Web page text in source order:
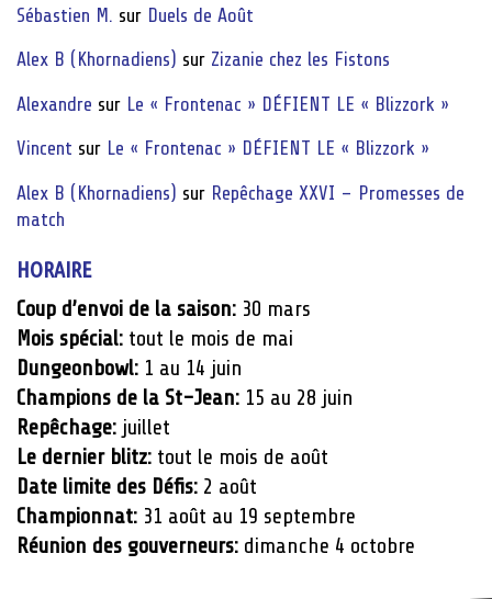
Sébastien M. sur Duels de Août
Alex B (Khornadiens) sur Zizanie chez les Fistons
Alexandre sur Le « Frontenac » DÉFIENT LE « Blizzork »
Vincent sur Le « Frontenac » DÉFIENT LE « Blizzork »
Alex B (Khornadiens) sur Repêchage XXVI – Promesses de
match
HORAIRE
Coup d’envoi de la saison: 30 mars
Mois spécial: tout le mois de mai
Dungeonbowl: 1 au 14 juin
Champions de la St-Jean: 15 au 28 juin
Repêchage: juillet
Le dernier blitz: tout le mois de août
Date limite des Défis: 2 août
Championnat: 31 août au 19 septembre
Réunion des gouverneurs: dimanche 4 octobre